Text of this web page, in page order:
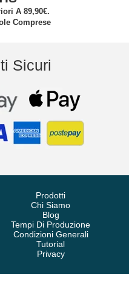
A 89,90€.
Comprese
Sicuri
Prodotti
Chi Siamo
Blog
Tempi Di Produzione
Condizioni Generali
Tutorial
Privacy